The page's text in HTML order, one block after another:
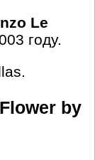
Le
году.
by